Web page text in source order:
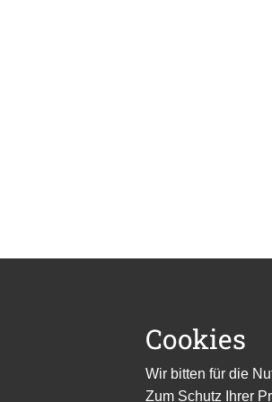
Cookies
Wir bitten für die
Zum Schutz Ihrer